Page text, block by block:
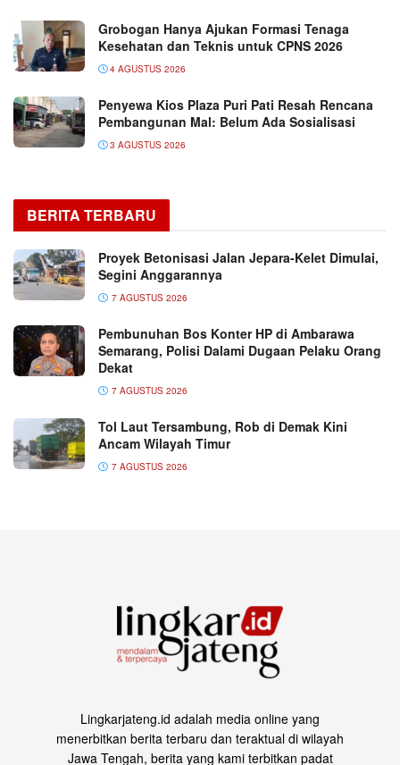
Grobogan Hanya Ajukan Formasi Tenaga
Kesehatan dan Teknis untuk CPNS 2026
4 AGUSTUS 2026
Penyewa Kios Plaza Puri Pati Resah Rencana
Pembangunan Mal: Belum Ada Sosialisasi
3 AGUSTUS 2026
BERITA TERBARU
Proyek Betonisasi Jalan Jepara-Kelet Dimulai,
Segini Anggarannya
7 AGUSTUS 2026
Pembunuhan Bos Konter HP di Ambarawa
Semarang, Polisi Dalami Dugaan Pelaku Orang
Dekat
7 AGUSTUS 2026
Tol Laut Tersambung, Rob di Demak Kini
Ancam Wilayah Timur
7 AGUSTUS 2026
Lingkarjateng.id adalah media online yang
menerbitkan berita terbaru dan teraktual di wilayah
Jawa Tengah, berita yang kami terbitkan padat